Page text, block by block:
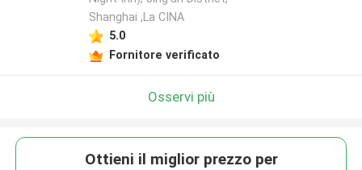
Shanghai ,La CINA
5.0
Fornitore verificato
Osservi più
Ottieni il miglior prezzo per